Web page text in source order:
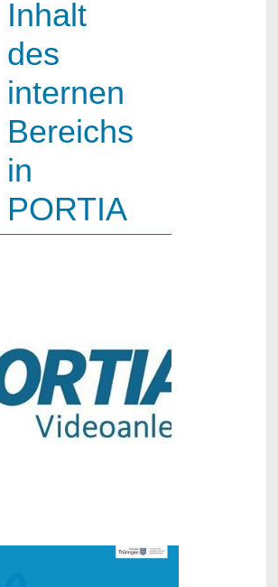
Inhalt
des
internen
Bereichs
in
PORTIA